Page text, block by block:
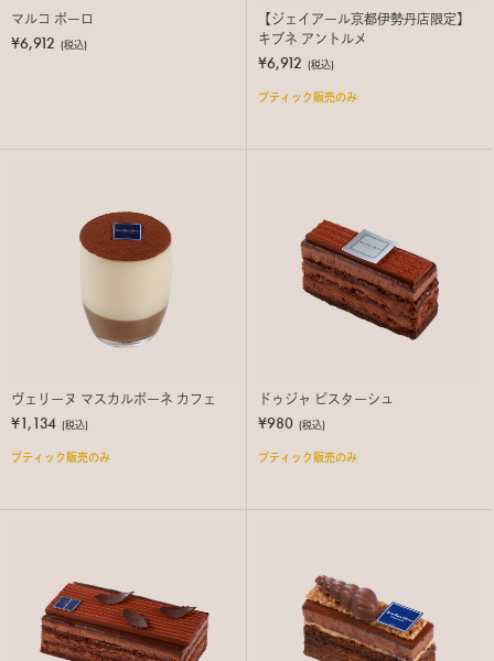
マルコ ポーロ
¥6,912 (税込)
【ジェイアール京都伊勢丹店限定】
キブネ アントルメ
¥6,912 (税込)
ブティック販売のみ
ヴェリーヌ マスカルポーネ カフェ
¥1,134 (税込)
ブティック販売のみ
ドゥジャ ピスターシュ
¥980 (税込)
ブティック販売のみ